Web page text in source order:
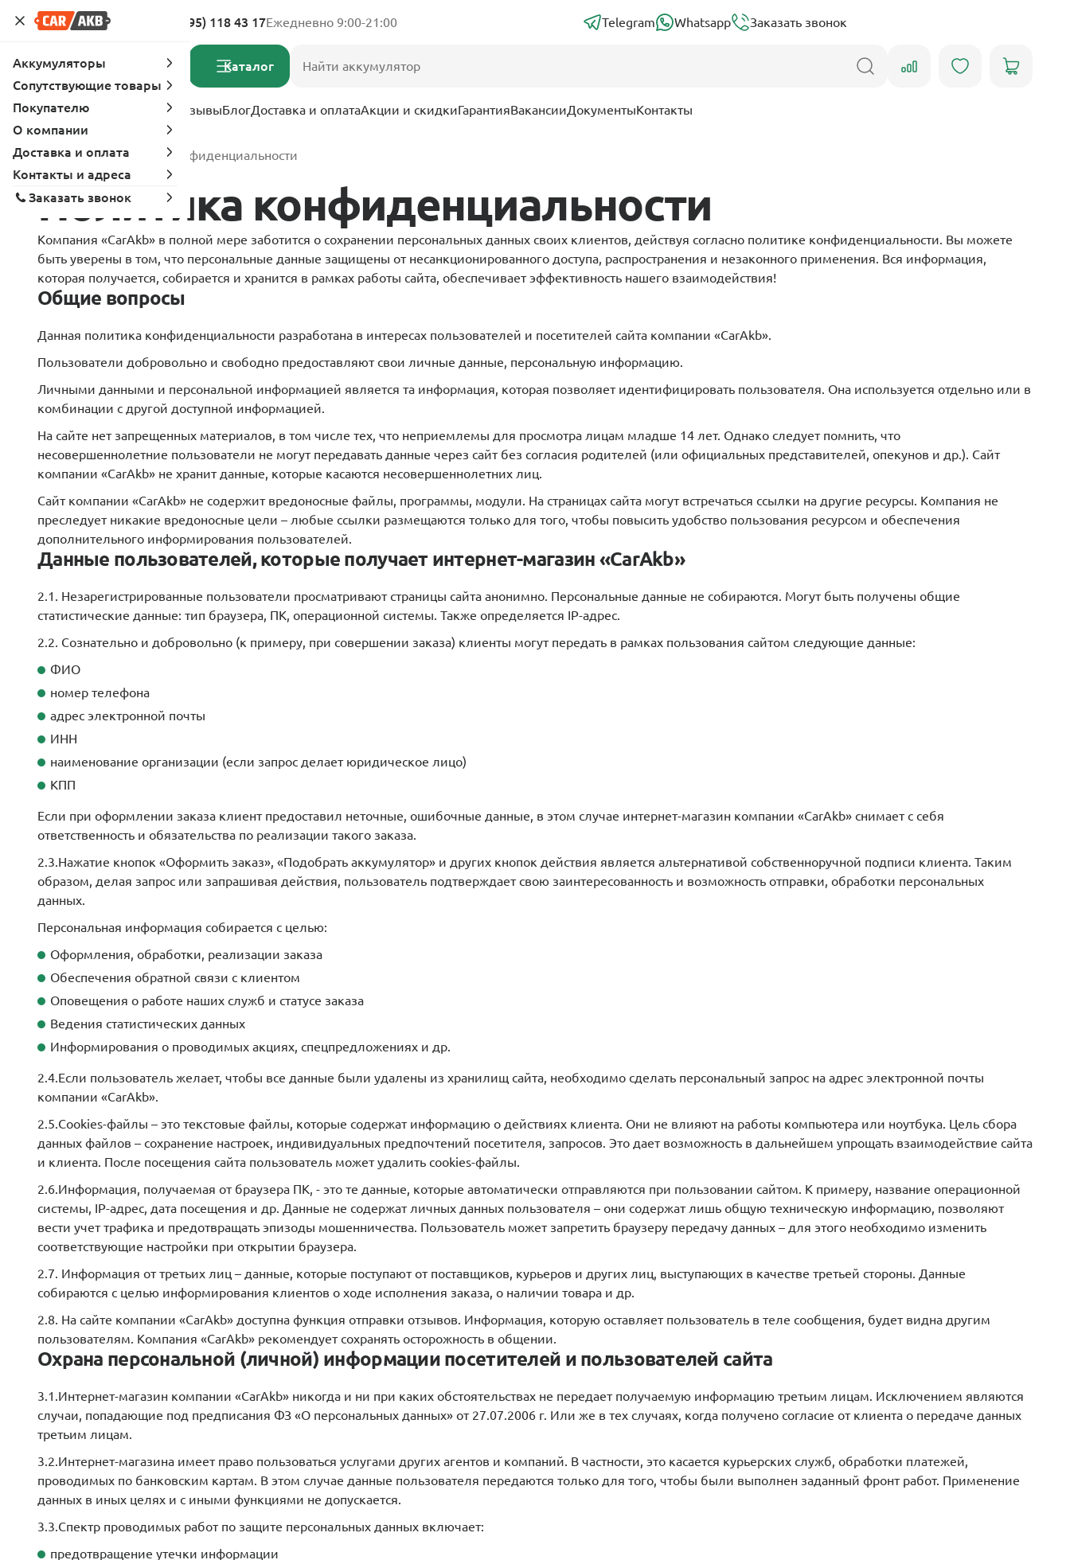
Адреса магазинов 8 (495) 118 43 17Ежедневно 9:00-21:00 Telegram Whatsapp Заказать звонок
Каталог
Услуги Вопрос-ответ ОтзывыБлогДоставка и оплатаАкции и скидкиГарантияВакансииДокументыКонтакты
Главная Политика конфиденциальности
Политика конфиденциальности
Компания «CarAkb» в полной мере заботится о сохранении персональных данных своих клиентов, действуя согласно политике конфиденциальности. Вы можете
быть уверены в том, что персональные данные защищены от несанкционированного доступа, распространения и незаконного применения. Вся информация,
которая получается, собирается и хранится в рамках работы сайта, обеспечивает эффективность нашего взаимодействия!
Общие вопросы
Данная политика конфиденциальности разработана в интересах пользователей и посетителей сайта компании «CarAkb».
Пользователи добровольно и свободно предоставляют свои личные данные, персональную информацию.
Личными данными и персональной информацией является та информация, которая позволяет идентифицировать пользователя. Она используется отдельно или в
комбинации с другой доступной информацией.
На сайте нет запрещенных материалов, в том числе тех, что неприемлемы для просмотра лицам младше 14 лет. Однако следует помнить, что
несовершеннолетние пользователи не могут передавать данные через сайт без согласия родителей (или официальных представителей, опекунов и др.). Сайт
компании «CarAkb» не хранит данные, которые касаются несовершеннолетних лиц.
Сайт компании «CarAkb» не содержит вредоносные файлы, программы, модули. На страницах сайта могут встречаться ссылки на другие ресурсы. Компания не
преследует никакие вредоносные цели – любые ссылки размещаются только для того, чтобы повысить удобство пользования ресурсом и обеспечения
дополнительного информирования пользователей.
Данные пользователей, которые получает интернет-магазин «CarAkb»
2.1. Незарегистрированные пользователи просматривают страницы сайта анонимно. Персональные данные не собираются. Могут быть получены общие
статистические данные: тип браузера, ПК, операционной системы. Также определяется IP-адрес.
2.2. Сознательно и добровольно (к примеру, при совершении заказа) клиенты могут передать в рамках пользования сайтом следующие данные:
ФИО
номер телефона
адрес электронной почты
ИНН
наименование организации (если запрос делает юридическое лицо)
КПП
Если при оформлении заказа клиент предоставил неточные, ошибочные данные, в этом случае интернет-магазин компании «CarAkb» снимает с себя
ответственность и обязательства по реализации такого заказа.
2.3.Нажатие кнопок «Оформить заказ», «Подобрать аккумулятор» и других кнопок действия является альтернативой собственноручной подписи клиента. Таким
образом, делая запрос или запрашивая действия, пользователь подтверждает свою заинтересованность и возможность отправки, обработки персональных
данных.
Персональная информация собирается с целью:
Оформления, обработки, реализации заказа
Обеспечения обратной связи с клиентом
Оповещения о работе наших служб и статусе заказа
Ведения статистических данных
Информирования о проводимых акциях, спецпредложениях и др.
2.4.Если пользователь желает, чтобы все данные были удалены из хранилищ сайта, необходимо сделать персональный запрос на адрес электронной почты
компании «CarAkb».
2.5.Cookies-файлы – это текстовые файлы, которые содержат информацию о действиях клиента. Они не влияют на работы компьютера или ноутбука. Цель сбора
данных файлов – сохранение настроек, индивидуальных предпочтений посетителя, запросов. Это дает возможность в дальнейшем упрощать взаимодействие сайта
и клиента. После посещения сайта пользователь может удалить cookies-файлы.
2.6.Информация, получаемая от браузера ПК, - это те данные, которые автоматически отправляются при пользовании сайтом. К примеру, название операционной
системы, IP-адрес, дата посещения и др. Данные не содержат личных данных пользователя – они содержат лишь общую техническую информацию, позволяют
вести учет трафика и предотвращать эпизоды мошенничества. Пользователь может запретить браузеру передачу данных – для этого необходимо изменить
соответствующие настройки при открытии браузера.
2.7. Информация от третьих лиц – данные, которые поступают от поставщиков, курьеров и других лиц, выступающих в качестве третьей стороны. Данные
собираются с целью информирования клиентов о ходе исполнения заказа, о наличии товара и др.
2.8. На сайте компании «CarAkb» доступна функция отправки отзывов. Информация, которую оставляет пользователь в теле сообщения, будет видна другим
пользователям. Компания «CarAkb» рекомендует сохранять осторожность в общении.
Охрана персональной (личной) информации посетителей и пользователей сайта
3.1.Интернет-магазин компании «CarAkb» никогда и ни при каких обстоятельствах не передает получаемую информацию третьим лицам. Исключением являются
случаи, попадающие под предписания ФЗ «О персональных данных» от 27.07.2006 г. Или же в тех случаях, когда получено согласие от клиента о передаче данных
третьим лицам.
3.2.Интернет-магазина имеет право пользоваться услугами других агентов и компаний. В частности, это касается курьерских служб, обработки платежей,
проводимых по банковским картам. В этом случае данные пользователя передаются только для того, чтобы были выполнен заданный фронт работ. Применение
данных в иных целях и с иными функциями не допускается.
3.3.Спектр проводимых работ по защите персональных данных включает:
предотвращение утечки информации
Аккумуляторы
Сопутствующие товары
Покупателю
О компании
Доставка и оплата
Контакты и адреса
Заказать звонок